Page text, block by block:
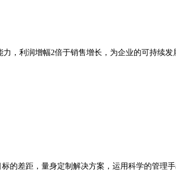
，利润增幅2倍于销售增长，为企业的可持续发
的差距，量身定制解决方案，运用科学的管理